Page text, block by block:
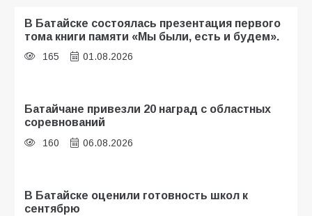
В Батайске состоялась презентация первого
тома книги памяти «Мы были, есть и будем».
165 01.08.2026
Батайчане привезли 20 наград с областных
соревнований
160 06.08.2026
В Батайске оценили готовность школ к
сентябрю